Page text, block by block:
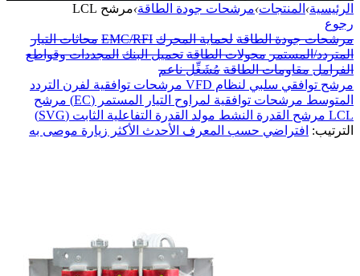
الرئيسية› المنتجات›مرشحات جودة الطاقة›مرشح LCL
رجوع
مرشحات جودة الطاقة لحماية المحرك EMC/RFI محاثات التيار
المتردد/المستمر محولات الطاقة تحميل البنك المجددات وقواطع
الفرامل مقاومات الطاقة مُشَغِّل ناعم
مرشح توافقي سلبي لنظام VFD
مرشحات توافقية لفرن التردد
المتوسط مرشحات توافقية لمراوح التيار المستمر (EC)
مرشح
LCL مرشح القدرة النشط مولد القدرة التفاعلية الثابت (SVG)
الترتيب: افتراضي حسب المعرف الأحدث الأكثر زيارة موصى به